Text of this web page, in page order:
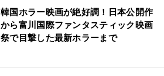
韓国ホラー映画が絶好調！日本公開作
から富川国際ファンタスティック映画
祭で目撃した最新ホラーまで